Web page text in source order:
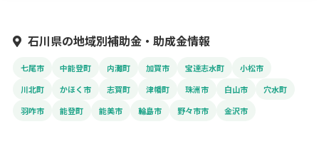
石川県の地域別補助金・助成金情報
七尾市 中能登町 内灘町 加賀市 宝達志水町
小松市
川北町
かほく市 志賀町 津幡町 珠洲市 白山市
穴水町
羽咋市
能登町 能美市 輪島市 野々市市 金沢市